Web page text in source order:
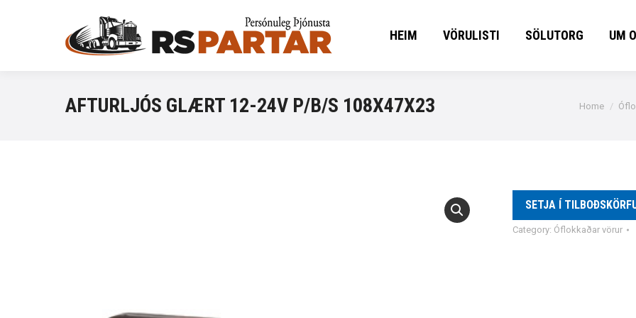
HEIM VÖRULISTI SÖLUTORG UM
AFTURLJÓS GLÆRT 12-24V P/B/S 108X47X23 You are
Home
SETJA Í
Category: Óflokkaðar vörur